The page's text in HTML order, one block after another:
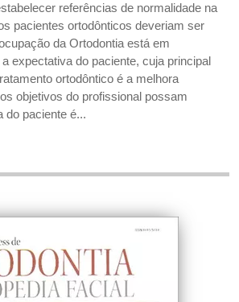
referências de normalidade na
pacientes ortodônticos deveriam ser
da Ortodontia está em
expectativa do paciente, cuja principal
ortodôntico é a melhora
objetivos do profissional possam
do paciente é...